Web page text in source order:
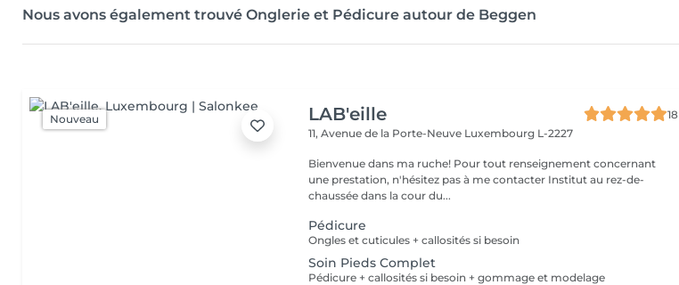
Nous avons également trouvé Onglerie et Pédicure autour de Beggen
Nouveau LAB'eille
18
11, Avenue de la Porte-Neuve Luxembourg L-2227
Bienvenue dans ma ruche! Pour tout renseignement concernant
une prestation, n'hésitez pas à me contacter Institut au rez-de-
chaussée dans la cour du...
Pédicure
Ongles et cuticules + callosités si besoin
Soin Pieds Complet
Pédicure + callosités si besoin + gommage et modelage